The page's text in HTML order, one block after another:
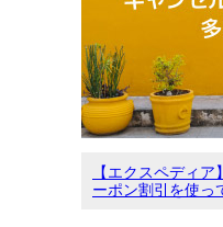
【エクスペディ
ーポン割引を使っ